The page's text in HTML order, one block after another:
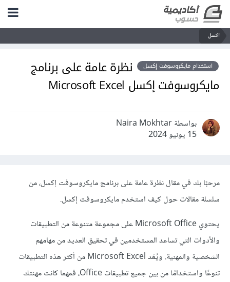
اكسل
استخدام مايكروسوفت إكسل
نظرة عامة على برنامج
مايكروسوفت إكسل Microsoft Excel
بواسطة Naira Mokhtar
15 يونيو 2024
مرحبًا بك في مقال نظرة عامة على برنامج مايكروسوفت إكسل، من
سلسلة مقالات حول كيف استخدم مايكروسوفت إكسل.
يحتوي Microsoft Office على مجموعة متنوعة من التطبيقات
والأدوات التي تساعد المستخدمين في تحقيق العديد من مهامهم
الشخصية والمهنية. ويُعَد Microsoft Excel من أكثر هذه التطبيقات
تنوعًا واستخدامًا من بين جميع تطبيقات Office، فمهما كانت مهنتك